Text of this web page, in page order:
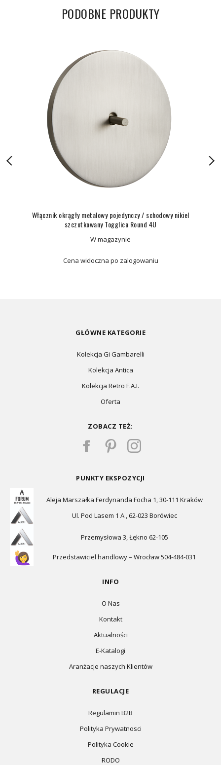
PODOBNE PRODUKTY
Włącznik okrągły metalowy pojedynczy / schodowy nikiel
szczotkowany Togglica Round 4U
W magazynie
Cena widoczna po zalogowaniu
GŁÓWNE KATEGORIE
Kolekcja Gi Gambarelli
Kolekcja Antica
Kolekcja Retro F.A.I.
Oferta
ZOBACZ TEŻ:
PUNKTY EKSPOZYCJI
Aleja Marszałka Ferdynanda Focha 1, 30-111 Kraków
Ul. Pod Lasem 1 A , 62-023 Borówiec
Przemysłowa 3, Łękno 62-105
Przedstawiciel handlowy – Wrocław 504-484-031
INFO
O Nas
Kontakt
Aktualności
E-Katalogi
Aranżacje naszych Klientów
REGULACJE
Regulamin B2B
Polityka Prywatnosci
Polityka Cookie
RODO